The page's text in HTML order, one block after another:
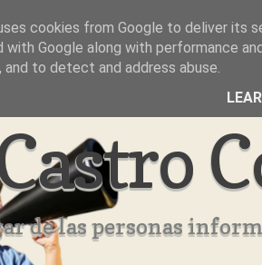
Legal Quienes Somos ??
de las personas
cookies from Google to deliver its
with Google along with performance
to detect and address abuse.